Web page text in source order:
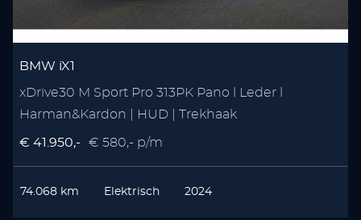
BMW iX1
xDrive30 M Sport Pro 313PK Pano l Leder l
Harman&Kardon | HUD | Trekhaak
€ 41.950,- € 580,- p/m
74.068 km Elektrisch 2024